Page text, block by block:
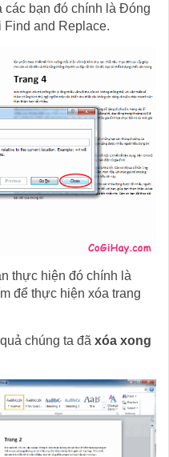
các bạn đó chính là Đóng
Find and Replace.
thực hiện đó chính là
để thực hiện xóa trang
chúng ta đã xóa xong